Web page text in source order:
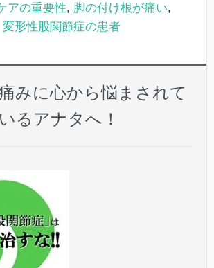
アの重要性, 脚の付け根が痛い,
変形性股関節症の患者
みに心から悩まされて
いるアナタへ！